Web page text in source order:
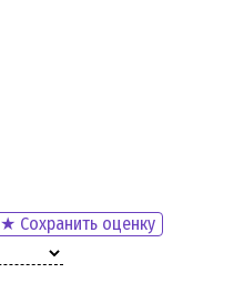
★ Сохранить оценку